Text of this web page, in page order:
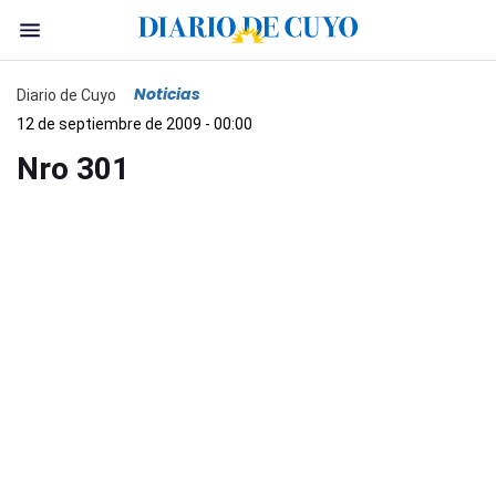
Diario de Cuyo Noticias
12 de septiembre de 2009 - 00:00
Nro 301